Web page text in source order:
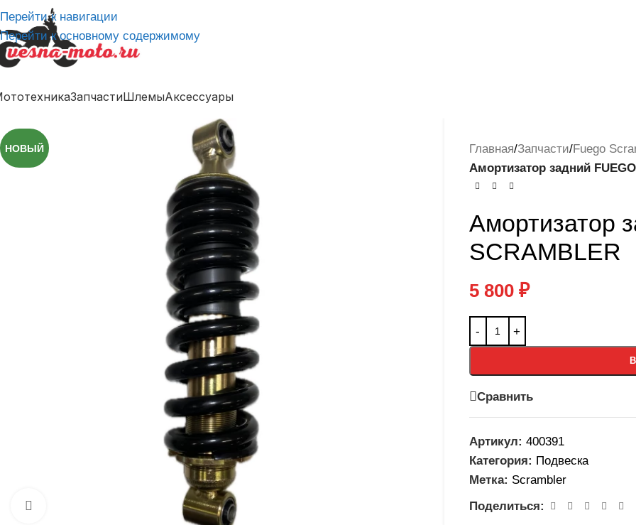
Перейти к навигации
Перейти к основному содержимому
ЗапчастиШлемыАксессуары
НОВЫЙ
Нажмите, чтобы увеличить
Главная/Запчасти/Fuego
Амортизатор задний
Амортизатор
SCRAMBLER
5 800 ₽
Сравнить
Артикул: 400391
Категория: Подвеска
Метка: Scrambler
Поделиться: